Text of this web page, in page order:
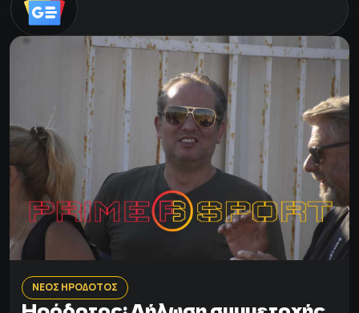
ΝΕΟΣ ΗΡΟΔΟΤΟΣ